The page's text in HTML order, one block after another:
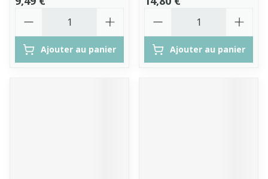
Ajouter au panier Ajouter au panier